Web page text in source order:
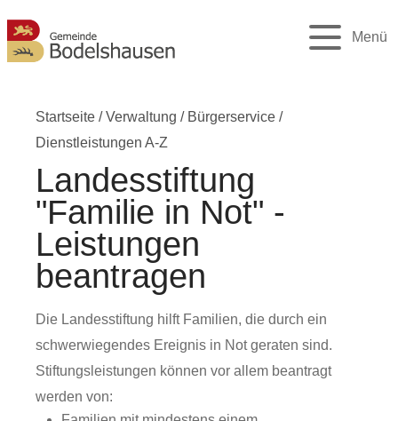
Menü
Startseite /Verwaltung / Bürgerservice /
Dienstleistungen A-Z
Landesstiftung
"Familie in Not" -
Leistungen
beantragen
Die Landesstiftung hilft Familien, die durch ein
schwerwiegendes Ereignis in Not geraten sind.
Stiftungsleistungen können vor allem beantragt
werden von: